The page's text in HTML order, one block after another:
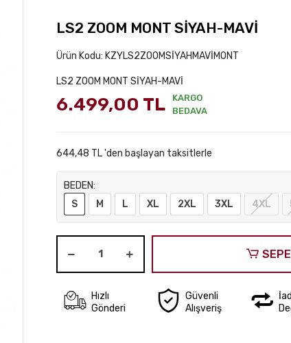
LS2 ZOOM MONT SİYAH-MAVİ
Ürün Kodu: KZYLS2ZOOMSİYAHMAVİMONT
LS2 ZOOM MONT SİYAH-MAVİ
6.499,00 TL
KARGO
BEDAVA
644,48 TL 'den başlayan taksitlerle
BEDEN:
S
M L XL 2XL 3XL 4XL
Hızlı
Gönderi
Güvenli
Alışveriş